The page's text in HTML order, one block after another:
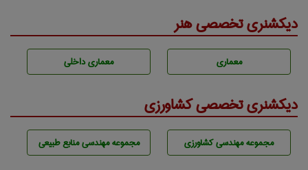
دیکشنری تخصصی هنر
معماری معماری داخلی
دیکشنری تخصصی کشاورزی
مجموعه مهندسی كشاورزی مجموعه مهندسی منابع طبيعی